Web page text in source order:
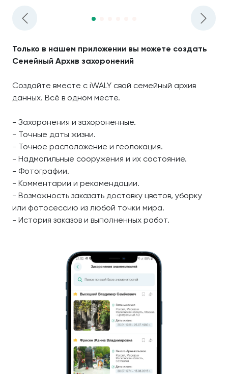
Только в нашем приложении вы можете создать
Семейный Архив захоронений
Создайте вместе с iWALY свой семейный архив
данных. Всё в одном месте.
- Захоронения и захороненные.
- Точные даты жизни.
- Точное расположение и геолокация.
- Надмогильные сооружения и их состояние.
- Фотографии.
- Комментарии и рекомендации.
- Возможность заказать доставку цветов, уборку
или фотосессию из любой точки мира.
- История заказов и выполненных работ.